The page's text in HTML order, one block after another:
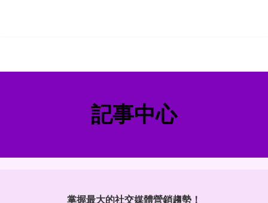
記事中心
掌握最大的社交媒體營銷趨勢！